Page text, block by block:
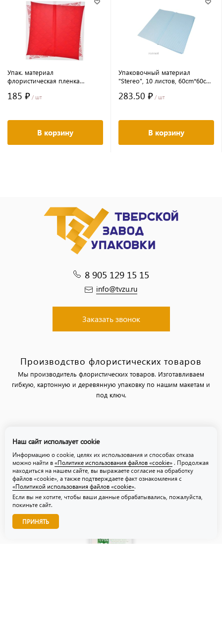
Упак. материал
флористическая пленка
листов красный
185 ₽ / шт
В корзину
Упаковочный материал
"Stereo", 10 листов, 60cm*60cm,
283.50 ₽ / шт
В корзину
8 905 129 15 15
info@tvzu.ru
Заказать звонок
Производство флористических товаров
Мы производитель флористических товаров. Изготавливаем
гибкую, картонную и деревянную упаковку по нашим макетам и
под ключ.
Политика использования файлов «cookie»
Звоните нам!
Наш сайт использует cookie
Информацию о cookie, целях их использования и способах отказа
можно найти в «Политике использования файлов «cookie» . Продолжая
находиться на нашем сайте, вы выражаете согласие на обработку
файлов «cookie», а также подтверждаете факт ознакомления с
«Политикой использования файлов «cookie».
Если вы не хотите, чтобы ваши данные обрабатывались, пожалуйста,
покиньте сайт.
ПРИНЯТЬ